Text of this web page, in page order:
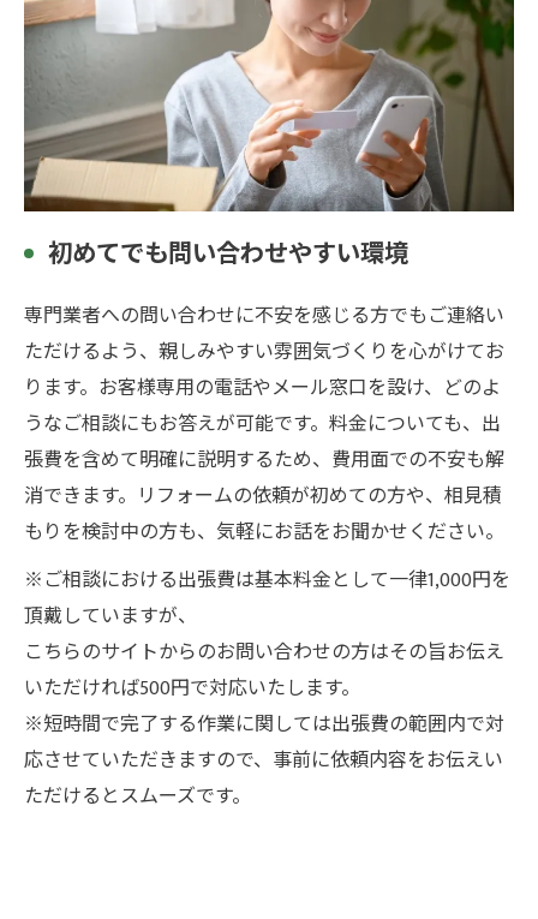
初めてでも問い合わせやすい環境
専門業者への問い合わせに不安を感じる方でもご連絡い
ただけるよう、親しみやすい雰囲気づくりを心がけてお
ります。お客様専用の電話やメール窓口を設け、どのよ
うなご相談にもお答えが可能です。料金についても、出
張費を含めて明確に説明するため、費用面での不安も解
消できます。リフォームの依頼が初めての方や、相見積
もりを検討中の方も、気軽にお話をお聞かせください。
※ご相談における出張費は基本料金として一律1,000円を
頂戴していますが、
こちらのサイトからのお問い合わせの方はその旨お伝え
いただければ500円で対応いたします。
※短時間で完了する作業に関しては出張費の範囲内で対
応させていただきますので、事前に依頼内容をお伝えい
ただけるとスムーズです。